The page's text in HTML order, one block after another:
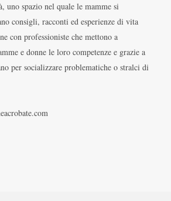
uno spazio nel quale le mamme si
consigli, racconti ed esperienze di vita
con professioniste che mettono a
e donne le loro competenze e grazie a
per socializzare problematiche o stralci di